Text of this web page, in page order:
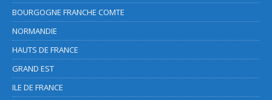
BOURGOGNE FRANCHE COMTE
NORMANDIE
HAUTS DE FRANCE
GRAND EST
ILE DE FRANCE